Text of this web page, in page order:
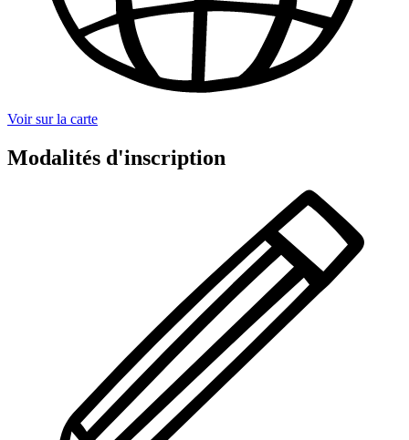
Voir sur la carte
Modalités d'inscription